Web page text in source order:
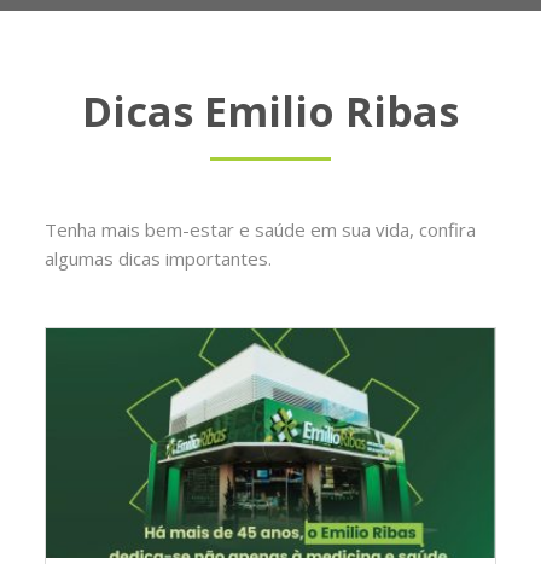
Dicas Emilio Ribas
Tenha mais bem-estar e saúde em sua vida, confira
algumas dicas importantes.